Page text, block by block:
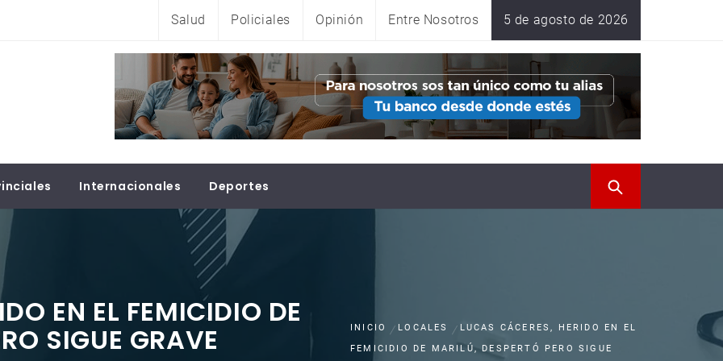
Salud Policiales Opinión Entre Nosotros 5 de agosto de 2026
Internacionales Deportes
EN EL FEMICIDIO DE
SIGUE GRAVE INICIO LOCALES
LUCAS CÁCERES, HERIDO EN EL
FEMICIDIO DE MARILÚ, DESPERTÓ PERO SIGUE